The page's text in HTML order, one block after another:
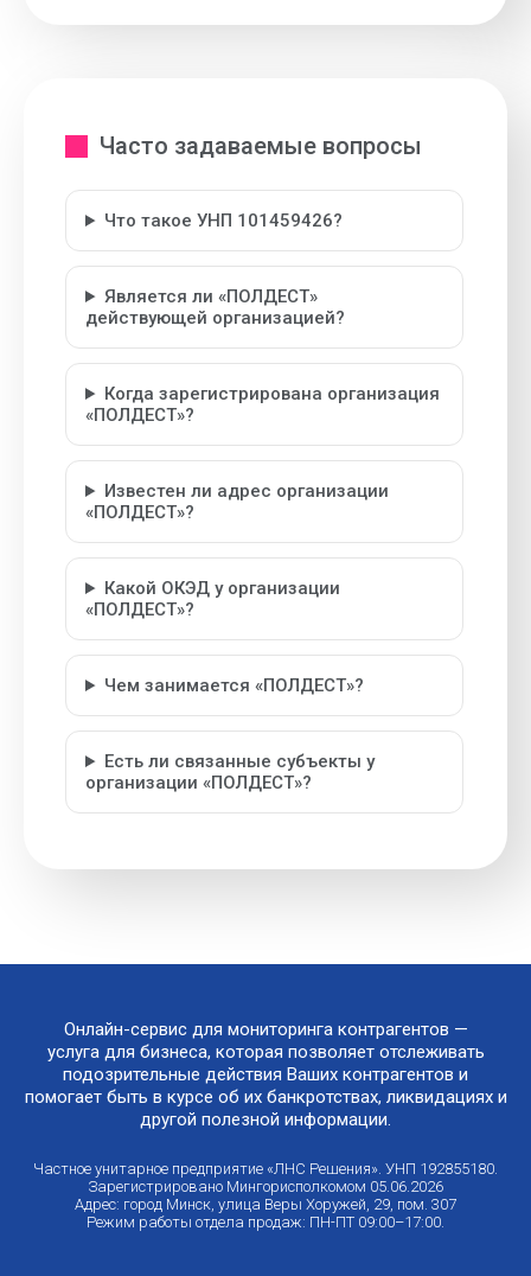
Часто задаваемые вопросы
Что такое УНП 101459426?
Является ли «ПОЛДЕСТ»
действующей организацией?
Когда зарегистрирована организация
«ПОЛДЕСТ»?
Известен ли адрес организации
«ПОЛДЕСТ»?
Какой ОКЭД у организации
«ПОЛДЕСТ»?
Чем занимается «ПОЛДЕСТ»?
Есть ли связанные субъекты у
организации «ПОЛДЕСТ»?
Онлайн-сервис для мониторинга контрагентов —
услуга для бизнеса, которая позволяет отслеживать
подозрительные действия Ваших контрагентов и
помогает быть в курсе об их банкротствах, ликвидациях и
другой полезной информации.
Частное унитарное предприятие «ЛНС Решения». УНП 192855180.
Зарегистрировано Мингорисполкомом 05.06.2026
Адрес: город Минск, улица Веры Хоружей, 29, пом. 307
Режим работы отдела продаж: ПН-ПТ 09:00–17:00.